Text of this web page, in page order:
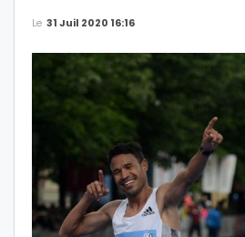
Le 31 Juil 2020 16:16